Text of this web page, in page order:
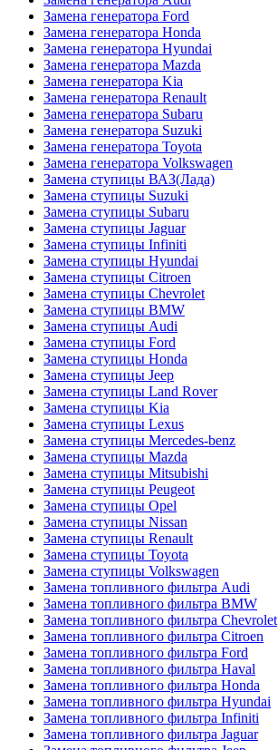
Замена генератора Ford
Замена генератора Honda
Замена генератора Hyundai
Замена генератора Mazda
Замена генератора Kia
Замена генератора Renault
Замена генератора Subaru
Замена генератора Suzuki
Замена генератора Toyota
Замена генератора Volkswagen
Замена ступицы ВАЗ(Лада)
Замена ступицы Suzuki
Замена ступицы Subaru
Замена ступицы Jaguar
Замена ступицы Infiniti
Замена ступицы Hyundai
Замена ступицы Citroen
Замена ступицы Chevrolet
Замена ступицы BMW
Замена ступицы Audi
Замена ступицы Ford
Замена ступицы Honda
Замена ступицы Jeep
Замена ступицы Land Rover
Замена ступицы Kia
Замена ступицы Lexus
Замена ступицы Mercedes-benz
Замена ступицы Mazda
Замена ступицы Mitsubishi
Замена ступицы Peugeot
Замена ступицы Opel
Замена ступицы Nissan
Замена ступицы Renault
Замена ступицы Toyota
Замена ступицы Volkswagen
Замена топливного фильтра Audi
Замена топливного фильтра BMW
Замена топливного фильтра Chevrolet
Замена топливного фильтра Citroen
Замена топливного фильтра Ford
Замена топливного фильтра Haval
Замена топливного фильтра Honda
Замена топливного фильтра Hyundai
Замена топливного фильтра Infiniti
Замена топливного фильтра Jaguar